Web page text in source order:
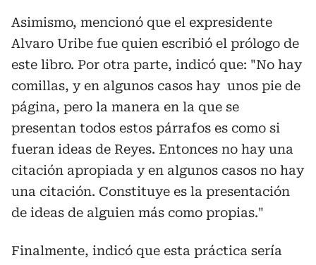
Asimismo, mencionó que el expresidente
Alvaro Uribe fue quien escribió el prólogo de
este libro. Por otra parte, indicó que: "No hay
comillas, y en algunos casos hay unos pie de
página, pero la manera en la que se
presentan todos estos párrafos es como si
fueran ideas de Reyes. Entonces no hay una
citación apropiada y en algunos casos no hay
una citación. Constituye es la presentación
de ideas de alguien más como propias."
Finalmente, indicó que esta práctica sería